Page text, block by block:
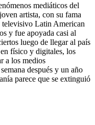
mediáticos del
artista, con su fama
televisivo Latin American
y fue apoyada casi al
luego de llegar al país
físico y digitales, los
a los medios
después y un año
parece que se extinguió